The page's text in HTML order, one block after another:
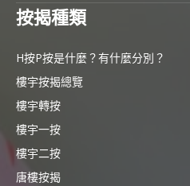
按揭種類
H按P按是什麼？有什麼分別？
樓宇按揭總覽
樓宇轉按
樓宇一按
樓宇二按
唐樓按揭